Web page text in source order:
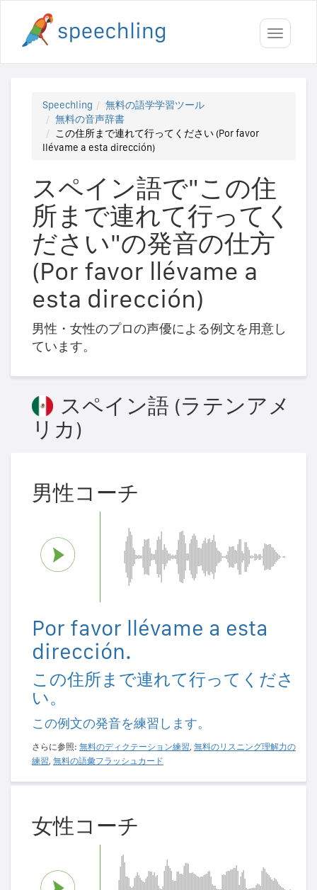
Toggle
Speechling
無料の語学学習ツール
無料の音声辞書
この住所まで連れて行ってください (Por favor
llévame a esta dirección)
スペイン語で"この住
所まで連れて行ってく
ださい"の発音の仕方
(Por favor llévame a
esta dirección)
男性・女性のプロの声優による例文を用意し
ています。
スペイン語 (ラテンアメ
リカ)
男性コーチ
Por favor llévame a esta
dirección.
この住所まで連れて行ってくださ
い。
この例文の発音を練習します。
さらに参照: 無料のディクテーション練習, 無料のリスニング理解力の
練習, 無料の語彙フラッシュカード
女性コーチ